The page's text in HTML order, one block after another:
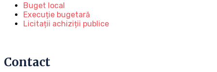
Buget local
Execuție bugetară
Licitații achiziții publice
Contact